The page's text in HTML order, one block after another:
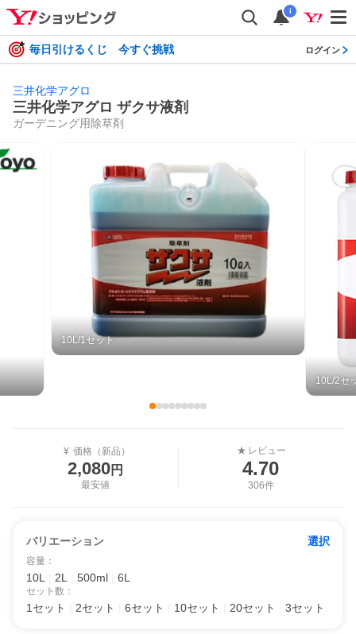
i
毎日引けるくじ 今すぐ挑戦 ログイン
三井化学アグロ
三井化学アグロ ザクサ液剤
ガーデニング用除草剤
10L/1セット
10L/2セ
¥ 価格（新品）
2,080円
最安値
★ レビュー
4.70
306件
バリエーション 選択
容量 ：
10L 2L 500ml 6L
セット数 ：
1セット 2セット 6セット 10セット 20セット 3セット